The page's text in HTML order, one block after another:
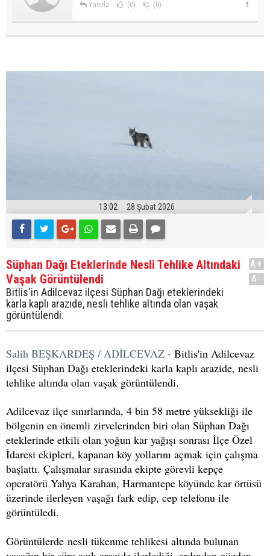
Yanıtla (0) (0)
13:02 28 Şubat 2026
Süphan Dağı Eteklerinde Nesli Tehlike Altındaki
Vaşak Görüntülendi
Bitlis'in Adilcevaz ilçesi Süphan Dağı eteklerindeki
karla kaplı arazide, nesli tehlike altında olan vaşak
görüntülendi.
A+
A-
Salih BEŞKARDEŞ / ADİLCEVAZ - Bitlis'in Adilcevaz
ilçesi Süphan Dağı eteklerindeki karla kaplı arazide, nesli
tehlike altında olan vaşak görüntülendi.
Adilcevaz ilçe sınırlarında, 4 bin 58 metre yüksekliği ile
bölgenin en önemli zirvelerinden biri olan Süphan Dağı
eteklerinde etkili olan yoğun kar yağışı sonrası İlçe Özel
İdaresi ekipleri, kapanan köy yollarını açmak için çalışma
başlattı. Çalışmalar sırasında ekipte görevli kepçe
operatörü Yahya Karahan, Harmantepe köyünde kar örtüsü
üzerinde ilerleyen vaşağı fark edip, cep telefonu ile
görüntüledi.
Görüntülerde nesli tükenme tehlikesi altında bulunan